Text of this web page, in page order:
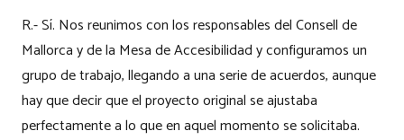
R.- Sí. Nos reunimos con los responsables del Consell de
Mallorca y de la Mesa de Accesibilidad y configuramos un
grupo de trabajo, llegando a una serie de acuerdos, aunque
hay que decir que el proyecto original se ajustaba
perfectamente a lo que en aquel momento se solicitaba.